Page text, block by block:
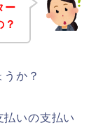
ー
？
か？
払いの支払い